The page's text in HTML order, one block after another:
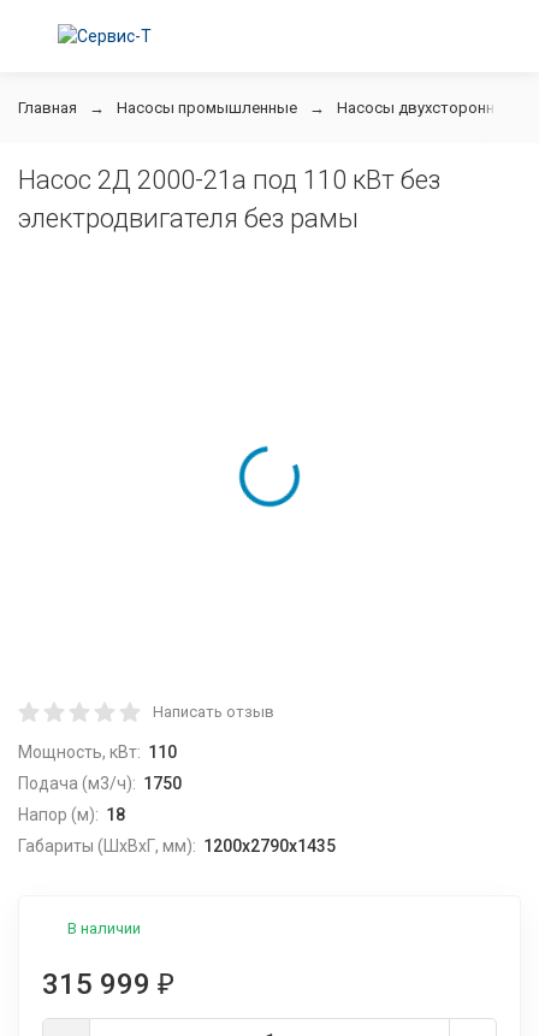
Главная Насосы промышленные Насосы двухстороннего
Насос 2Д 2000-21а под 110 кВт без
электродвигателя без рамы
Написать отзыв
Мощность, кВт: 110
Подача (м3/ч): 1750
Напор (м): 18
Габариты (ШхВхГ, мм): 1200x2790x1435
В наличии
315 999 ₽